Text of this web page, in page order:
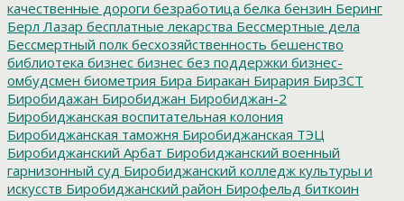
качественные дороги безработица белка бензин Беринг
Берл Лазар бесплатные лекарства Бессмертные дела
Бессмертный полк бесхозяйственность бешенство
библиотека бизнес бизнес без поддержки бизнес-
омбудсмен биометрия Бира Биракан Бирария БирЗСТ
Биробидажан Биробиджан Биробиджан-2
Биробиджанская воспитательная колония
Биробиджанская таможня Биробиджанская ТЭЦ
Биробиджанский Арбат Биробиджанский военный
гарнизонный суд Биробиджанский колледж культуры и
искусств Биробиджанский район Бирофельд биткоин